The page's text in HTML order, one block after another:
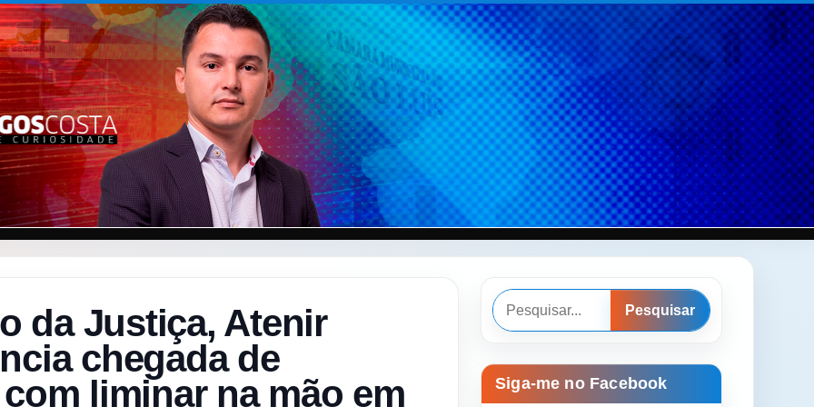
da Justiça, Atenir
chegada de
liminar na mão em
Pesquisar
Pesquisar
Siga-me no Facebook